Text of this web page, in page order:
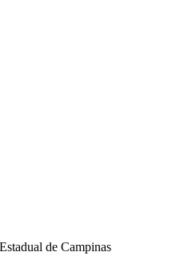
de Campinas